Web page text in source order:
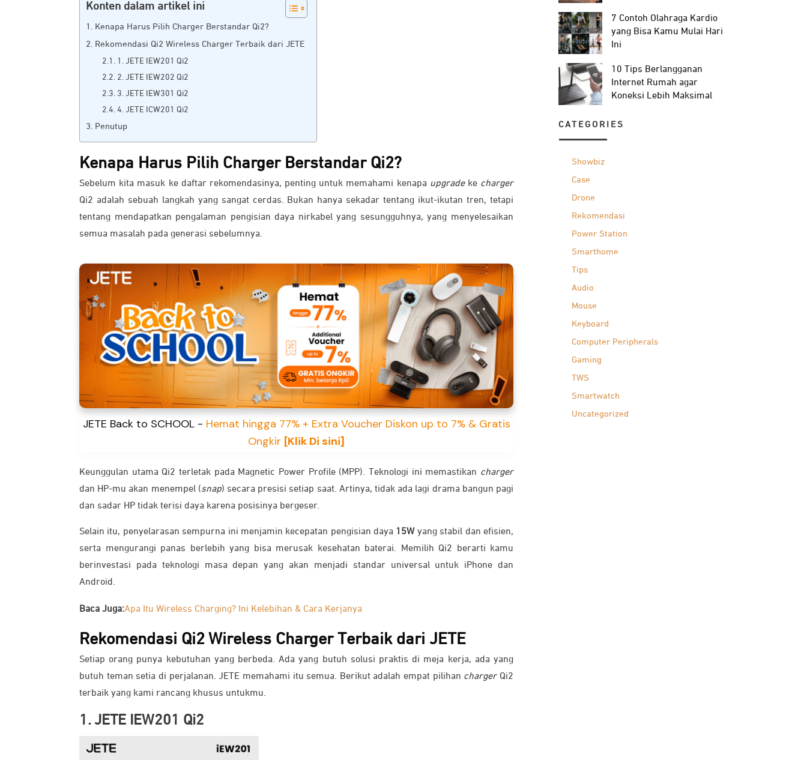
Konten dalam artikel ini
Kenapa Harus Pilih Charger Berstandar Qi2?
Rekomendasi Qi2 Wireless Charger Terbaik dari JETE
1. JETE IEW201 Qi2
2. JETE IEW202 Qi2
3. JETE IEW301 Qi2
4. JETE ICW201 Qi2
Penutup
Kenapa Harus Pilih Charger Berstandar Qi2?
Sebelum kita masuk ke daftar rekomendasinya, penting untuk memahami kenapa upgradeke charger
Qi2 adalah sebuah langkah yang sangat cerdas. Bukan hanya sekadar tentang ikut-ikutan tren, tetapi
tentang mendapatkan pengalaman pengisian daya nirkabel yang sesungguhnya, yang menyelesaikan
semua masalah pada generasi sebelumnya.
JETE Back to SCHOOL - Hemat hingga 77% + Extra Voucher Diskon up to 7% & Gratis
Ongkir [Klik Di sini]
Keunggulan utama Qi2 terletak pada Magnetic Power Profile (MPP). Teknologi ini memastikan charger
dan HP-mu akan menempel (snap) secara presisi setiap saat. Artinya, tidak ada lagi drama bangun pagi
dan sadar HP tidak terisi daya karena posisinya bergeser.
Selain itu, penyelarasan sempurna ini menjamin kecepatan pengisian daya 15W yang stabil dan efisien,
serta mengurangi panas berlebih yang bisa merusak kesehatan baterai. Memilih Qi2 berarti kamu
berinvestasi pada teknologi masa depan yang akan menjadi standar universal untuk iPhone dan
Android.
Baca Juga:Apa Itu Wireless Charging? Ini Kelebihan & Cara Kerjanya
Rekomendasi Qi2 Wireless Charger Terbaik dari JETE
Setiap orang punya kebutuhan yang berbeda. Ada yang butuh solusi praktis di meja kerja, ada yang
butuh teman setia di perjalanan. JETE memahami itu semua. Berikut adalah empat pilihan chargerQi2
terbaik yang kami rancang khusus untukmu.
1. JETE IEW201 Qi2
7 Contoh Olahraga Kardio
yang Bisa Kamu Mulai Hari
Ini
10 Tips Berlangganan
Internet Rumah agar
Koneksi Lebih Maksimal
CATEGORIES
Showbiz
Case
Drone
Rekomendasi
Power Station
Smarthome
Tips
Audio
Mouse
Keyboard
Computer Peripherals
Gaming
TWS
Smartwatch
Uncategorized